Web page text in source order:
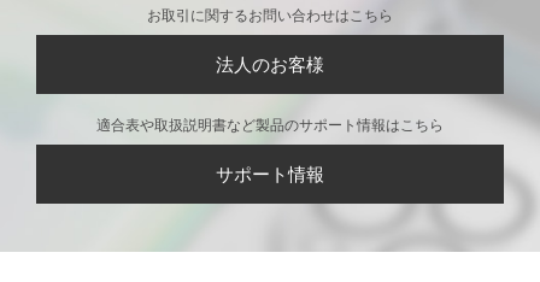
お取引に関するお問い合わせはこちら
法人のお客様
適合表や取扱説明書など製品のサポート情報はこちら
サポート情報